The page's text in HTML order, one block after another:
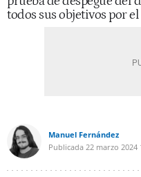
todos sus objetivos por
Manuel Fernández
Publicada 22 marzo 2024